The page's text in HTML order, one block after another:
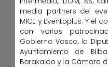
media partners del
MICE y Eventoplus. Y el
con varios
Gobierno Vasco, la
Ayuntamiento de
Barakaldo y la Cámara